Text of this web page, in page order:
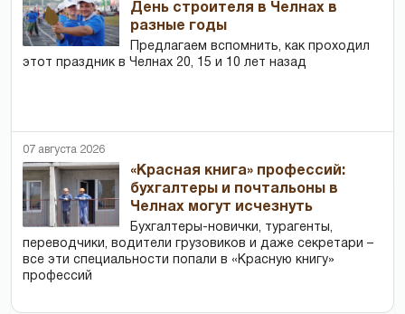
День строителя в Челнах в
разные годы
Предлагаем вспомнить, как проходил
этот праздник в Челнах 20, 15 и 10 лет назад
07 августа 2026
«Красная книга» профессий:
бухгалтеры и почтальоны в
Челнах могут исчезнуть
Бухгалтеры-новички, тур­агенты,
переводчики, водители грузовиков и даже секретари –
все эти специальности попали в «Красную книгу»
профессий